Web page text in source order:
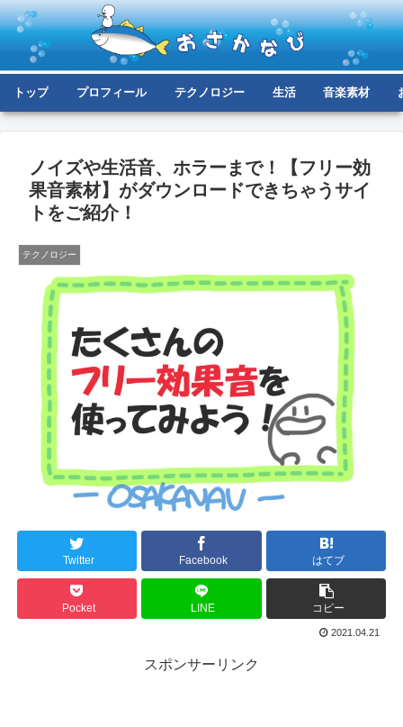
トップ プロフィール テクノロジー 生活 音楽素材
ノイズや生活音、ホラーまで！【フリー効
果音素材】がダウンロードできちゃうサイ
トをご紹介！
テクノロジー
Twitter Facebook はてブ
Pocket LINE コピー
2021.04.21
スポンサーリンク